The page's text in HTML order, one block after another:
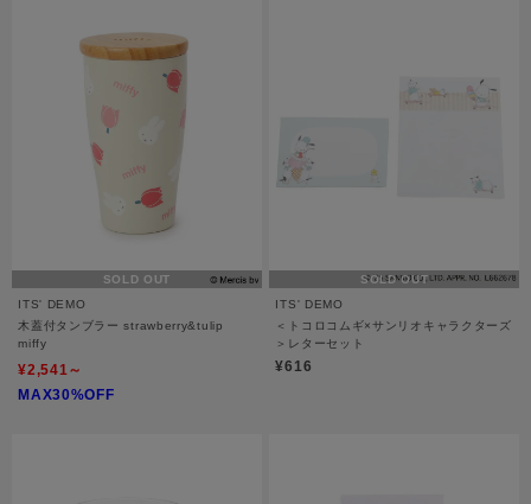
SOLD OUT
ITS' DEMO
木蓋付タンブラー strawberry&tulip
miffy
¥2,541～
MAX30%OFF
SOLD OUT
ITS' DEMO
＜トコロコムギ×サンリオキャラクターズ
＞レターセット
¥616